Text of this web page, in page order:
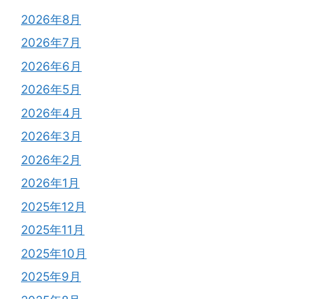
2026年8月
2026年7月
2026年6月
2026年5月
2026年4月
2026年3月
2026年2月
2026年1月
2025年12月
2025年11月
2025年10月
2025年9月